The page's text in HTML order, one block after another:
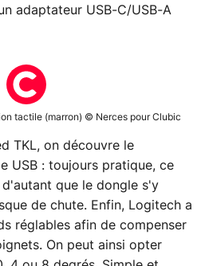
adaptateur USB-C/USB-A
tactile (marron) © Nerces pour Clubic
TKL, on découvre le
USB : toujours pratique, ce
que le dongle s'y
de chute. Enfin, Logitech a
réglables afin de compenser
On peut ainsi opter